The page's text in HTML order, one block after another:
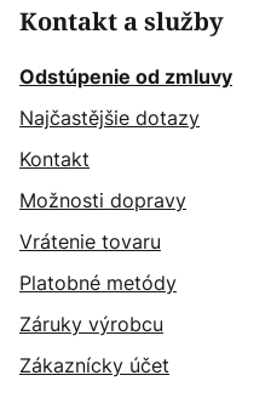
Kontakt a služby
Odstúpenie od zmluvy
Najčastějšie dotazy
Kontakt
Možnosti dopravy
Vrátenie tovaru
Platobné metódy
Záruky výrobcu
Zákaznícky účet